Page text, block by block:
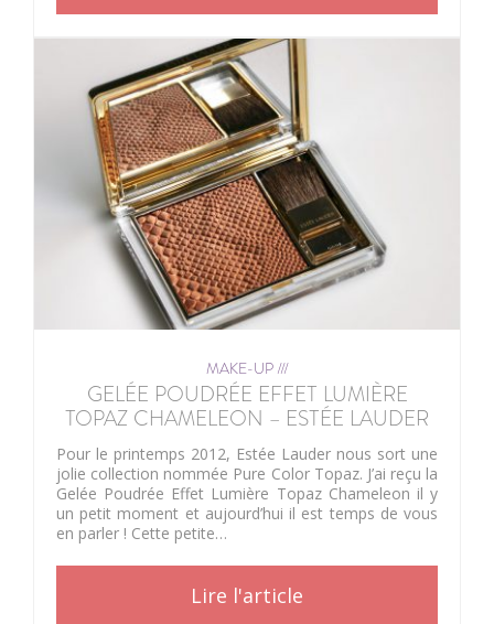
MAKE-UP ///
GELÉE POUDRÉE EFFET LUMIÈRE
TOPAZ CHAMELEON – ESTÉE LAUDER
Pour le printemps 2012, Estée Lauder nous sort une
jolie collection nommée Pure Color Topaz. J’ai reçu la
Gelée Poudrée Effet Lumière Topaz Chameleon il y
un petit moment et aujourd’hui il est temps de vous
en parler ! Cette petite…
Lire l'article